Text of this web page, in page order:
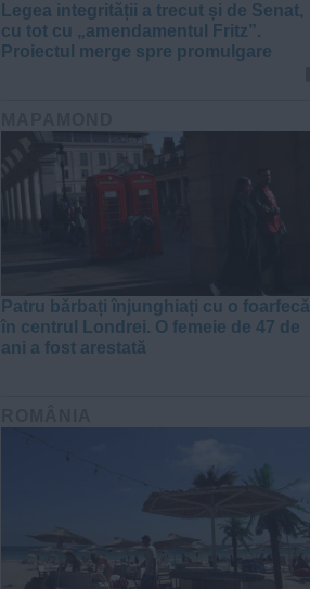
Legea integrității a trecut și de Senat,
cu tot cu „amendamentul Fritz”.
Proiectul merge spre promulgare
Patru bărbați înjunghiați cu o foarfecă
în centrul Londrei. O femeie de 47 de
ani a fost arestată